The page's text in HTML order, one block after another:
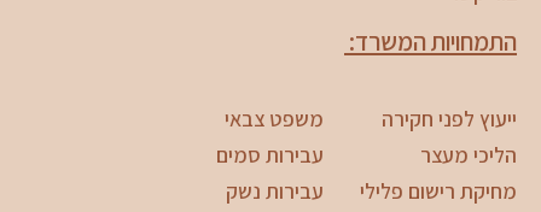
התמחויות המשרד:
ייעוץ לפני חקירה
הליכי מעצר
מחיקת רישום פלילי
משפט צבאי
עבירות סמים
עבירות נשק